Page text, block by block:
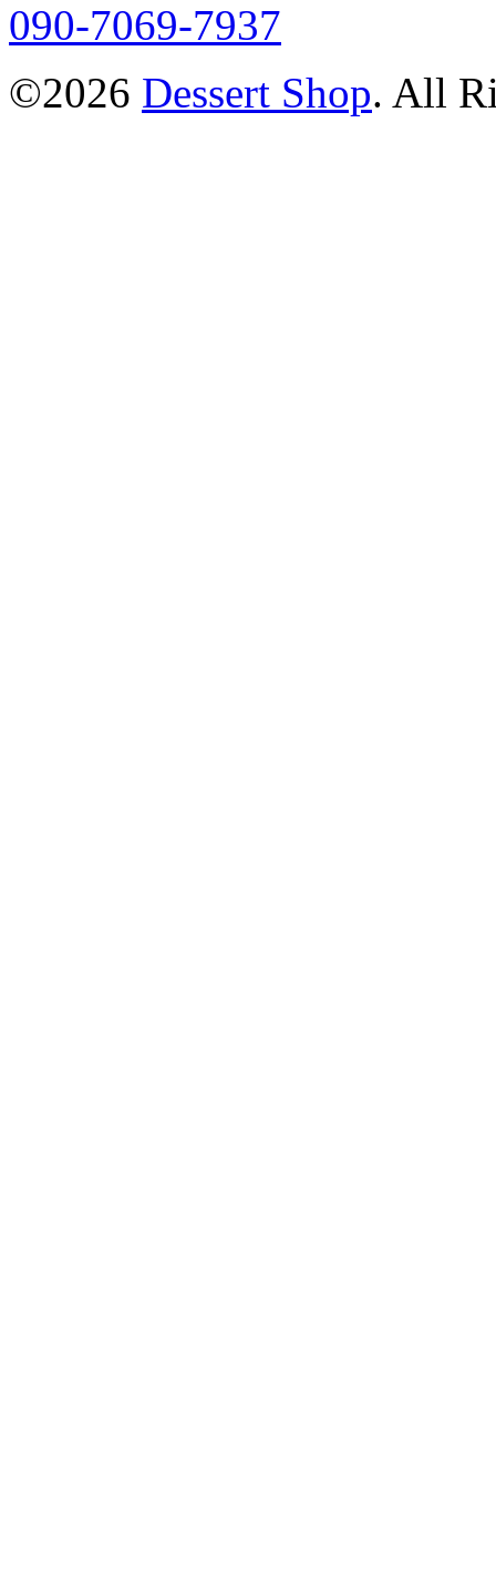
090-7069-7937
©2026 Dessert Shop. All